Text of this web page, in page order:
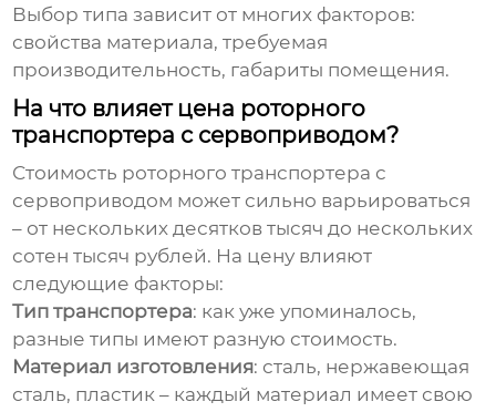
Выбор типа зависит от многих факторов:
свойства материала, требуемая
производительность, габариты помещения.
На что влияет цена роторного
транспортера с сервоприводом?
Стоимость роторного транспортера с
сервоприводом может сильно варьироваться
– от нескольких десятков тысяч до нескольких
сотен тысяч рублей. На цену влияют
следующие факторы:
Тип транспортера: как уже упоминалось,
разные типы имеют разную стоимость.
Материал изготовления: сталь, нержавеющая
сталь, пластик – каждый материал имеет свою